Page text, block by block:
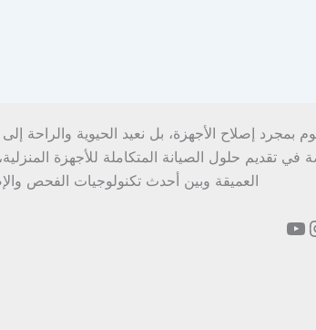
بمجرد إصلاح الأجهزة، بل نعيد الحيوية والراحة
تقديم حلول الصيانة المتكاملة للأجهزة
العميقة وبين أحدث تكنولوجيات الفحص